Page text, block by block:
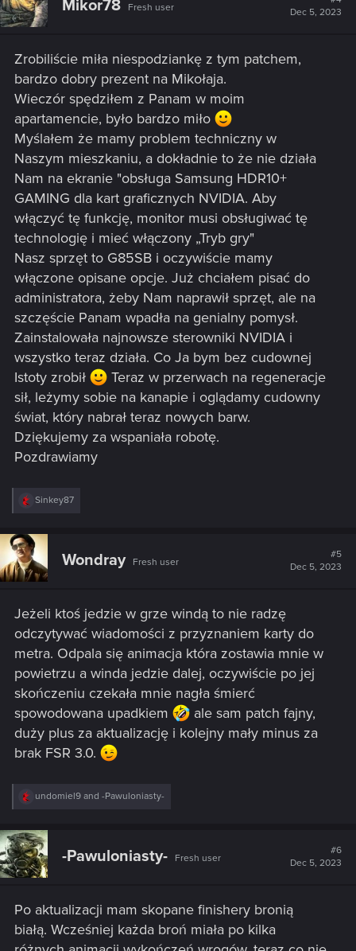
Mikor78 Fresh user
Dec 5, 2023
Zrobiliście miła niespodziankę z tym patchem,
bardzo dobry prezent na Mikołaja.
Wieczór spędziłem z Panam w moim
apartamencie, było bardzo miło
Myślałem że mamy problem techniczny w
Naszym mieszkaniu, a dokładnie to że nie działa
Nam na ekranie "obsługa Samsung HDR10+
GAMING dla kart graficznych NVIDIA. Aby
włączyć tę funkcję, monitor musi obsługiwać tę
technologię i mieć włączony „Tryb gry"
Nasz sprzęt to G85SB i oczywiście mamy
włączone opisane opcje. Już chciałem pisać do
administratora, żeby Nam naprawił sprzęt, ale na
szczęście Panam wpadła na genialny pomysł.
Zainstalowała najnowsze sterowniki NVIDIA i
wszystko teraz działa. Co Ja bym bez cudownej
Istoty zrobił
Teraz w przerwach na regeneracje
sił, leżymy sobie na kanapie i oglądamy cudowny
świat, który nabrał teraz nowych barw.
Dziękujemy za wspaniała robotę.
Pozdrawiamy
R
c
t
i
o
:
Sinkey87
Wondray Fresh user
#5
Dec 5, 2023
Jeżeli ktoś jedzie w grze windą to nie radzę
odczytywać wiadomości z przyznaniem karty do
metra. Odpala się animacja która zostawia mnie w
powietrzu a winda jedzie dalej, oczywiście po jej
skończeniu czekała mnie nagła śmierć
spowodowana upadkiem
ale sam patch fajny,
duży plus za aktualizację i kolejny mały minus za
brak FSR 3.0.
R
c
t
i
o
:
undomiel9 and -Pawuloniasty-
-Pawuloniasty- Fresh user
#6
Dec 5, 2023
Po aktualizacji mam skopane finishery bronią
białą. Wcześniej każda broń miała po kilka